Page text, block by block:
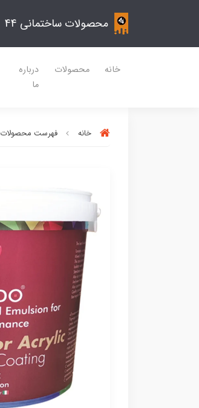
محصولات ساختمانی 44
خانه محصولات
درباره
ما
خانه فهرست محصولات